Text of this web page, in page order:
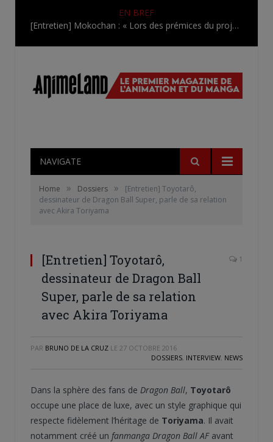
EN BREF
[Entretien] Mokochan : « Lors des prémices du projet, il était déjà demandé de suivre au mieux le manga originel.»
NAVIGATE
Home » Dossiers »
[Entretien] Toyotarô,
dessinateur de Dragon Ball Super, parle de sa relation
avec Akira Toriyama
[Entretien] Toyotarô,
dessinateur de Dragon Ball
Super, parle de sa relation
avec Akira Toriyama
1
PAR BRUNO DE LA CRUZ LE 27 OCTOBRE 2016
DOSSIERS, INTERVIEW, NEWS
Dans la sphère des fans de Dragon Ball, Toyotarô
occupe une place de luxe, avec un style graphique qui
respecte fidèlement l’héritage de Toriyama. Il avait
notamment créé un fanmanga Dragon Ball AFavant